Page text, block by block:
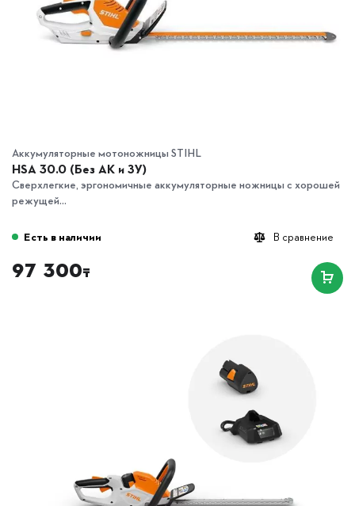
Аккумуляторные мотоножницы STIHL
HSA 30.0 (Без АК и ЗУ)
Сверхлегкие, эргономичные аккумуляторные ножницы с хорошей
режущей...
В сравнение
Есть в наличии
97 300₸